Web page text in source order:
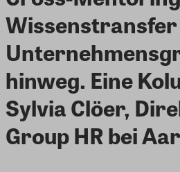
hinweg. Eine
Sylvia Clöer,
Group HR bei